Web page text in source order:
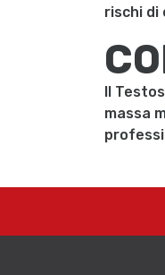
rischi
Il
massa